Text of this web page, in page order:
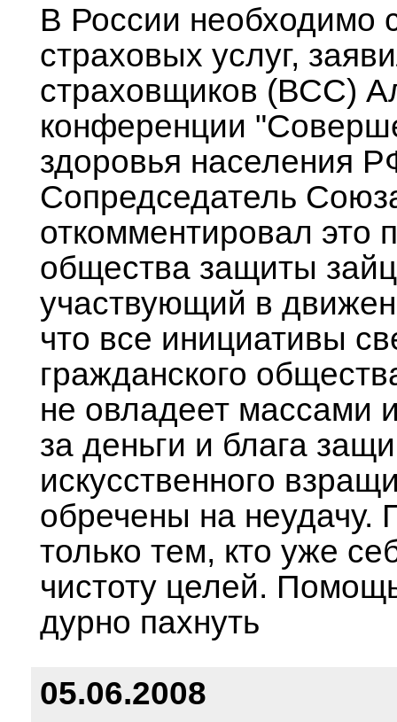
В России необходимо
страховых услуг,
страховщиков (ВСС)
конференции
здоровья населения
Сопредседатель
откомментировал это
общества защиты
участвующий в
что все инициативы
гражданского
не овладеет массами
за деньги и блага
искусственного
обречены на неудачу.
только тем, кто уже
чистоту целей.
дурно пахнуть
05.06.2008